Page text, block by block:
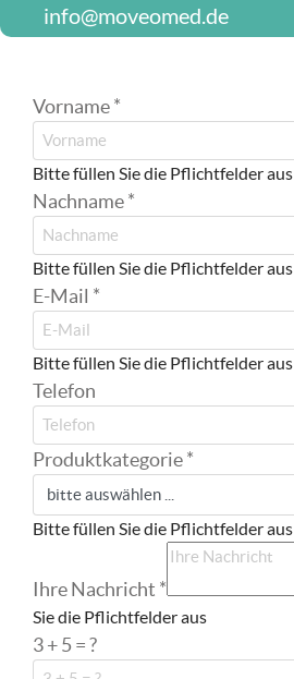
info@moveomed.de
Vorname*
Bitte füllen Sie die Pflichtfelder aus
Nachname*
Bitte füllen Sie die Pflichtfelder aus
E-Mail *
Bitte füllen Sie die Pflichtfelder aus
Telefon
Produktkategorie*
Bitte füllen Sie die Pflichtfelder aus
Ihre Nachricht *
Sie die Pflichtfelder aus
3 + 5 = ?